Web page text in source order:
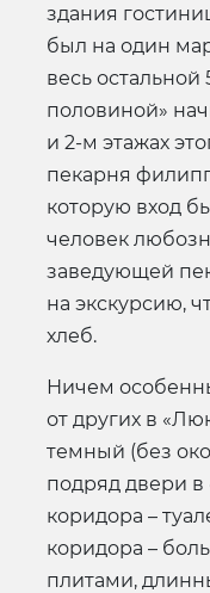
здания
был на один
весь остальной
половиной»
и 2-м этажах
пекарня
которую вход
человек
заведующей
на экскурсию,
хлеб.
Ничем
от других в
темный (без
подряд двери в
коридора –
коридора –
плитами,